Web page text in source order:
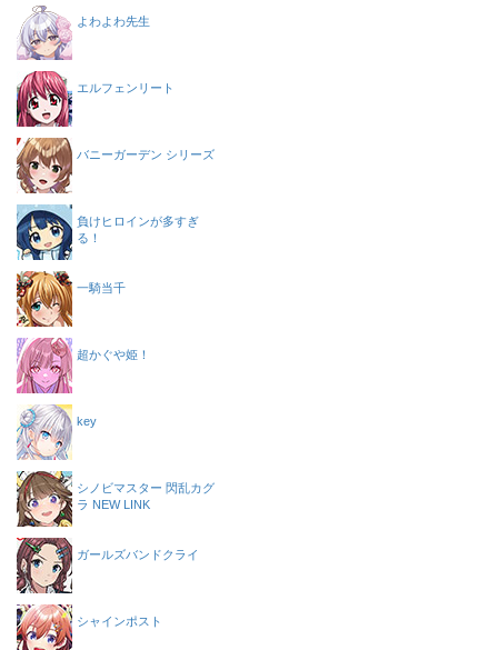
よわよわ先生
エルフェンリート
バニーガーデン シリーズ
負けヒロインが多すぎ
る！
一騎当千
超かぐや姫！
key
シノビマスター 閃乱カグ
ラ NEW LINK
ガールズバンドクライ
シャインポスト